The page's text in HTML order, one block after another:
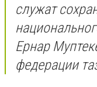
служат
Ернар
федерации